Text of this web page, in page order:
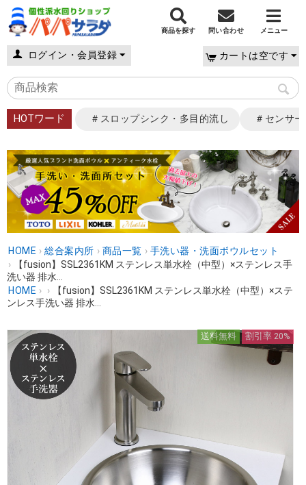
商品を探す 問い合わせ メニュー
ログイン・会員登録 カートは空です
HOTワード ＃スロップシンク・多目的流し ＃センサ
HOME › 総合案内所 › 商品一覧 › 手洗い器・洗面ボウルセット
›
【fusion】SSL2361KM ステンレス単水栓（中型）×ステンレス手
洗い器 排水...
HOME › ›
【fusion】SSL2361KM ステンレス単水栓（中型）×ステ
ンレス手洗い器 排水...
送料無料 割引率 20%